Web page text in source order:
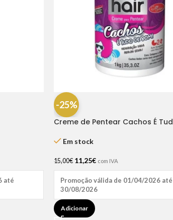
até
-25%
Creme de Pentear Cachos É
Em stock
15,00€ 11,25€ com IVA
Promoção válida de 01/04/2026 até
30/08/2026
Adicionar